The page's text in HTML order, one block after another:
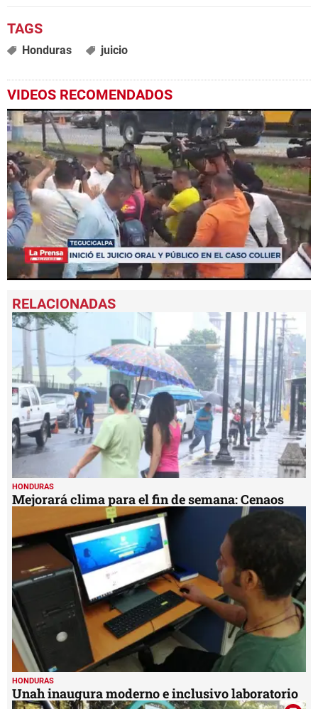
Honduras juicio
VIDEOS RECOMENDADOS
seconds
of
30
seconds
HONDURAS
Mejorará clima para el fin de semana: Cenaos
HONDURAS
Unah inaugura moderno e inclusivo laboratorio